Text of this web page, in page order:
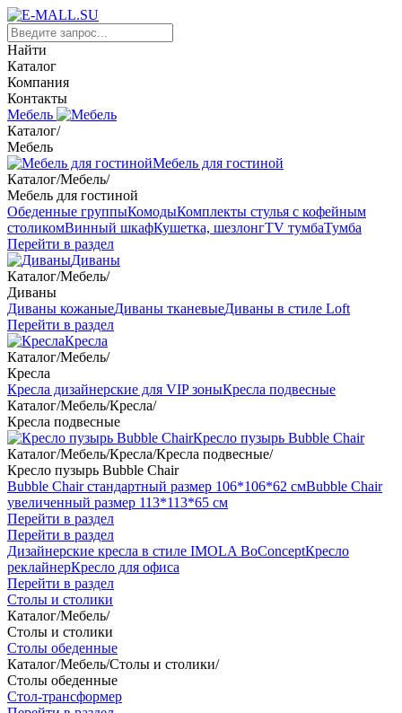
Найти
Каталог
Компания
Контакты
Мебель
Каталог/
Мебель
Мебель для гостиной
Каталог/Мебель/
Мебель для гостиной
Обеденные группыКомодыКомплекты стулья с кофейным
столикомВинный шкафКушетка, шезлонгTV тумбаТумба
Перейти в раздел
Диваны
Каталог/Мебель/
Диваны
Диваны кожаныеДиваны тканевыеДиваны в стиле Loft
Перейти в раздел
Кресла
Каталог/Мебель/
Кресла
Кресла дизайнерские для VIP зоныКресла подвесные
Каталог/Мебель/Кресла/
Кресла подвесные
Кресло пузырь Bubble Chair
Каталог/Мебель/Кресла/Кресла подвесные/
Кресло пузырь Bubble Chair
Bubble Chair стандартный размер 106*106*62 смBubble Chair
увеличенный размер 113*113*65 см
Перейти в раздел
Перейти в раздел
Дизайнерские кресла в стиле IMOLA BoConceptКресло
реклайнерКресло для офиса
Перейти в раздел
Столы и столики
Каталог/Мебель/
Столы и столики
Столы обеденные
Каталог/Мебель/Столы и столики/
Столы обеденные
Стол-трансформер